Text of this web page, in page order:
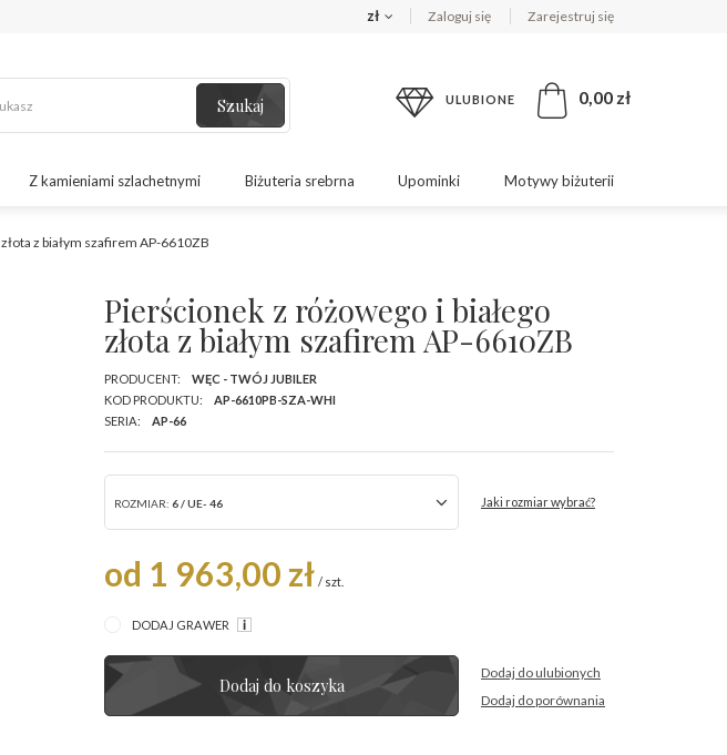
zł Zaloguj się Zarejestruj się
Szukaj ULUBIONE 0,00 zł
Z kamieniami szlachetnymi Biżuteria srebrna Upominki Motywy biżuterii
z białym szafirem AP-6610ZB
Pierścionek z różowego i białego
złota z białym szafirem AP-6610ZB
PRODUCENT:
WĘC - TWÓJ JUBILER
KOD PRODUKTU:
AP-6610PB-SZA-WHI
SERIA:
AP-66
ROZMIAR: 6 / UE- 46 Jaki rozmiar wybrać?
od 1 963,00 zł / szt.
DODAJ GRAWER
Dodaj do koszyka
Dodaj do ulubionych
Dodaj do porównania